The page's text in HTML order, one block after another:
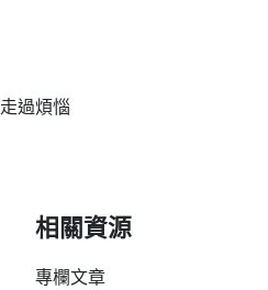
過煩惱
相關資源
專欄文章